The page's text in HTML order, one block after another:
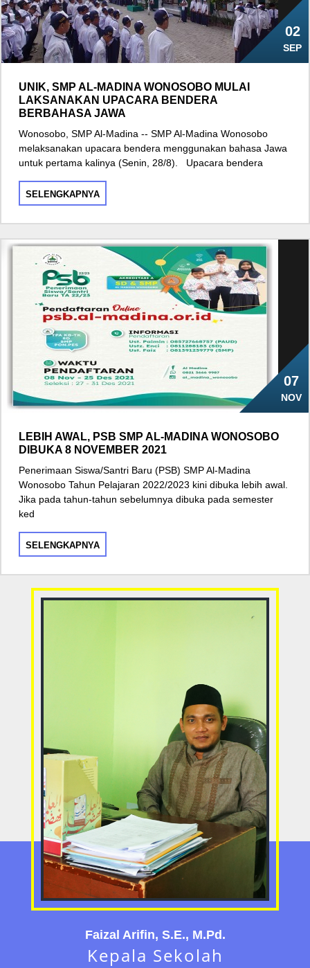
02
SEP
UNIK, SMP AL-MADINA WONOSOBO MULAI
LAKSANAKAN UPACARA BENDERA
BERBAHASA JAWA
Wonosobo, SMP Al-Madina -- SMP Al-Madina Wonosobo
melaksanakan upacara bendera menggunakan bahasa Jawa
untuk pertama kalinya (Senin, 28/8). Upacara bendera
SELENGKAPNYA
07
NOV
LEBIH AWAL, PSB SMP AL-MADINA WONOSOBO
DIBUKA 8 NOVEMBER 2021
Penerimaan Siswa/Santri Baru (PSB) SMP Al-Madina
Wonosobo Tahun Pelajaran 2022/2023 kini dibuka lebih awal.
Jika pada tahun-tahun sebelumnya dibuka pada semester
ked
SELENGKAPNYA
Faizal Arifin, S.E., M.Pd.
Kepala Sekolah